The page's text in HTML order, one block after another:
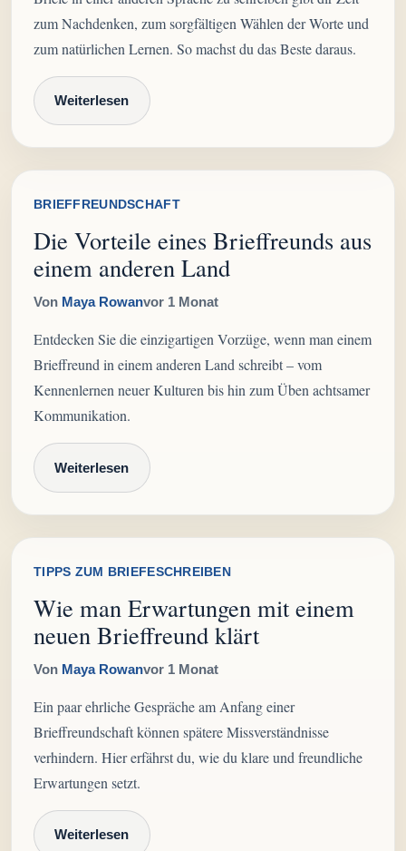
zum Nachdenken, zum sorgfältigen Wählen der Worte und
zum natürlichen Lernen. So machst du das Beste daraus.
Weiterlesen
BRIEFFREUNDSCHAFT
Die Vorteile eines Brieffreunds aus
einem anderen Land
Von Maya Rowanvor 1 Monat
Entdecken Sie die einzigartigen Vorzüge, wenn man einem
Brieffreund in einem anderen Land schreibt – vom
Kennenlernen neuer Kulturen bis hin zum Üben achtsamer
Kommunikation.
Weiterlesen
TIPPS ZUM BRIEFESCHREIBEN
Wie man Erwartungen mit einem
neuen Brieffreund klärt
Von Maya Rowanvor 1 Monat
Ein paar ehrliche Gespräche am Anfang einer
Brieffreundschaft können spätere Missverständnisse
verhindern. Hier erfährst du, wie du klare und freundliche
Erwartungen setzt.
Weiterlesen